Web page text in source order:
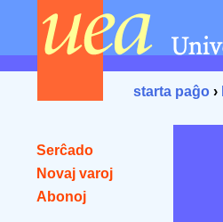
starta paĝo ›
Serĉado
Novaj varoj
Abonoj